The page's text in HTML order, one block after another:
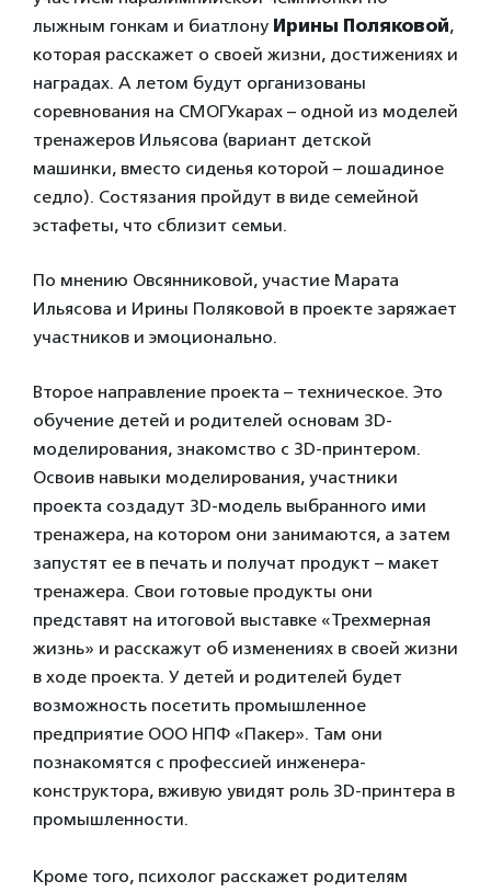
лыжным гонкам и биатлону Ирины Поляковой,
которая расскажет о своей жизни, достижениях и
наградах. А летом будут организованы
соревнования на СМОГУкарах – одной из моделей
тренажеров Ильясова (вариант детской
машинки, вместо сиденья которой – лошадиное
седло). Состязания пройдут в виде семейной
эстафеты, что сблизит семьи.
По мнению Овсянниковой, участие Марата
Ильясова и Ирины Поляковой в проекте заряжает
участников и эмоционально.
Второе направление проекта – техническое. Это
обучение детей и родителей основам 3D-
моделирования, знакомство с 3D-принтером.
Освоив навыки моделирования, участники
проекта создадут 3D-модель выбранного ими
тренажера, на котором они занимаются, а затем
запустят ее в печать и получат продукт – макет
тренажера. Свои готовые продукты они
представят на итоговой выставке «Трехмерная
жизнь» и расскажут об изменениях в своей жизни
в ходе проекта. У детей и родителей будет
возможность посетить промышленное
предприятие ООО НПФ «Пакер». Там они
познакомятся с профессией инженера-
конструктора, вживую увидят роль 3D-принтера в
промышленности.
Кроме того, психолог расскажет родителям